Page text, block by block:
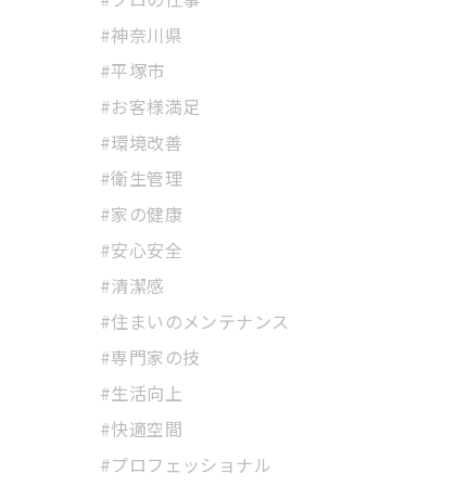
#神奈川県
#平塚市
#お客様満足
#環境改善
#衛生管理
#家の健康
#安心安全
#清潔感
#住まいのメンテナンス
#専門家の技
#生活向上
#快適空間
#プロフェッショナル